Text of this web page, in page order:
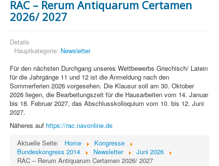
RAC – Rerum Antiquarum Certamen
2026/ 2027
Details
Hauptkategorie: Newsletter
Für den nächsten Durchgang unseres Wettbewerbs Griechisch/ Latein
für die Jahrgänge 11 und 12 ist die Anmeldung nach den
Sommerferien 2026 vorgesehen. Die Klausur soll am 30. Oktober
2026 liegen, die Bearbeitungszeit für die Hausarbeiten vom 14. Januar
bis 18. Februar 2027, das Abschlusskolloquium vom 10. bis 12. Juni
2027.
Näheres auf https://rac.navonline.de
Aktuelle Seite:
Home
Kongresse
Bundeskongress 2014
Newsletter
Juni 2026
RAC – Rerum Antiquarum Certamen 2026/ 2027